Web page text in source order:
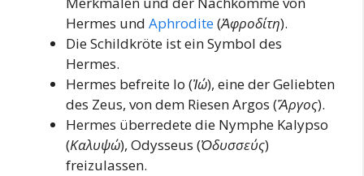
Hermes und Aphrodite(Ἀφροδίτη).
Die Schildkröte ist ein Symbol des
Hermes.
Hermes befreite Io (Ἰώ), eine der Geliebten
des Zeus, von dem Riesen Argos (Ἄργος).
Hermes überredete die Nymphe Kalypso
(Καλυψώ), Odysseus (Ὀδυσσεύς)
freizulassen.